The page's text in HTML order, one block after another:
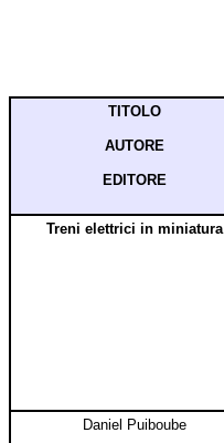
TITOLO
AUTORE
EDITORE
Treni elettrici in miniatura
Daniel Puiboube